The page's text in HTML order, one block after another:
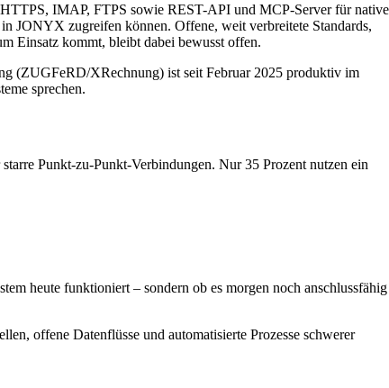
IMAP, FTPS sowie REST-API und MCP-Server für native
JONYX zugreifen können. Offene, weit verbreitete Standards,
Einsatz kommt, bleibt dabei bewusst offen.
(ZUGFeRD/XRechnung) ist seit Februar 2025 produktiv im
sprechen.
Punkt-zu-Punkt-Verbindungen. Nur 35 Prozent nutzen ein
heute funktioniert – sondern ob es morgen noch anschlussfähig
offene Datenflüsse und automatisierte Prozesse schwerer